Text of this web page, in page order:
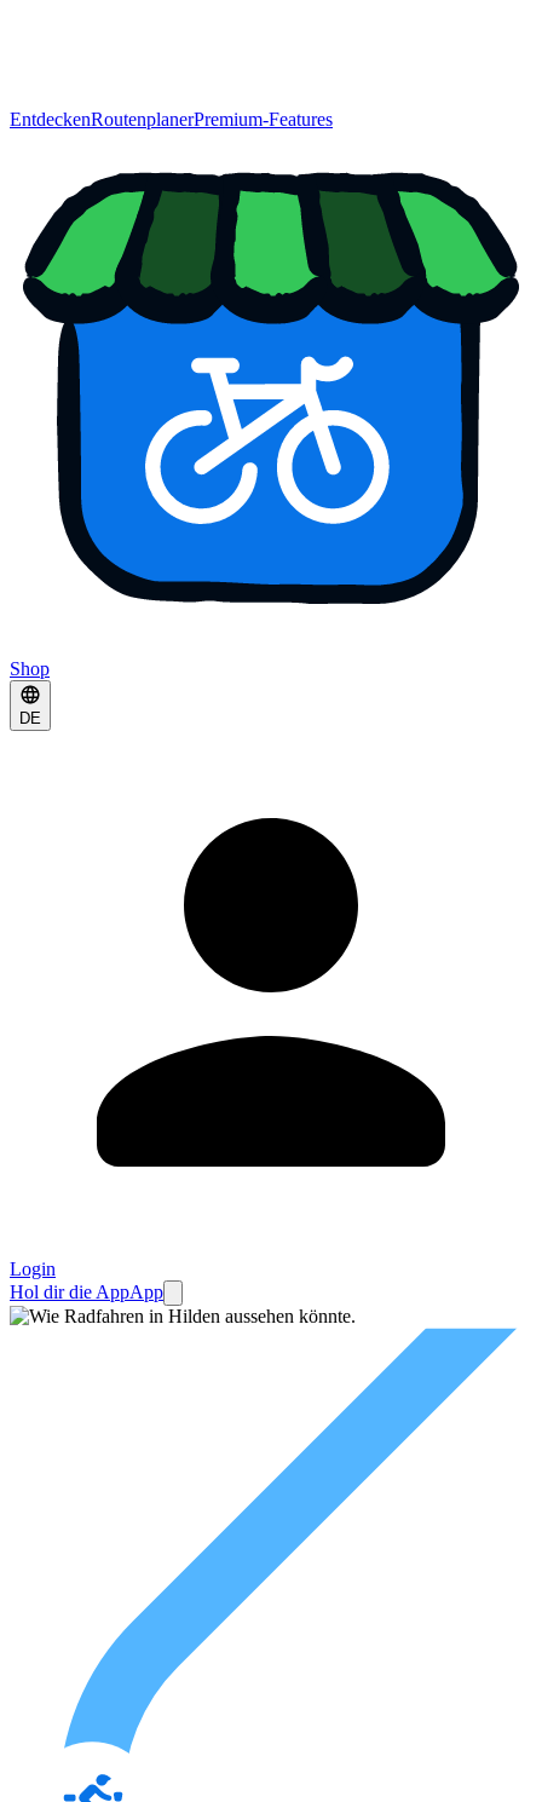
EntdeckenRoutenplanerPremium-Features
Shop
DE
Login
Hol dir die AppApp